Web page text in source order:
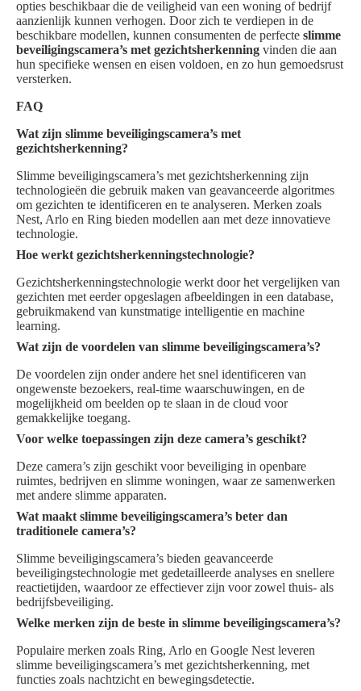
opties beschikbaar die de veiligheid van een woning of bedrijf
aanzienlijk kunnen verhogen. Door zich te verdiepen in de
beschikbare modellen, kunnen consumenten de perfecte slimme
beveiligingscamera’s met gezichtsherkenning vinden die aan
hun specifieke wensen en eisen voldoen, en zo hun gemoedsrust
versterken.
FAQ
Wat zijn slimme beveiligingscamera’s met
gezichtsherkenning?
Slimme beveiligingscamera’s met gezichtsherkenning zijn
technologieën die gebruik maken van geavanceerde algoritmes
om gezichten te identificeren en te analyseren. Merken zoals
Nest, Arlo en Ring bieden modellen aan met deze innovatieve
technologie.
Hoe werkt gezichtsherkenningstechnologie?
Gezichtsherkenningstechnologie werkt door het vergelijken van
gezichten met eerder opgeslagen afbeeldingen in een database,
gebruikmakend van kunstmatige intelligentie en machine
learning.
Wat zijn de voordelen van slimme beveiligingscamera’s?
De voordelen zijn onder andere het snel identificeren van
ongewenste bezoekers, real-time waarschuwingen, en de
mogelijkheid om beelden op te slaan in de cloud voor
gemakkelijke toegang.
Voor welke toepassingen zijn deze camera’s geschikt?
Deze camera’s zijn geschikt voor beveiliging in openbare
ruimtes, bedrijven en slimme woningen, waar ze samenwerken
met andere slimme apparaten.
Wat maakt slimme beveiligingscamera’s beter dan
traditionele camera’s?
Slimme beveiligingscamera’s bieden geavanceerde
beveiligingstechnologie met gedetailleerde analyses en snellere
reactietijden, waardoor ze effectiever zijn voor zowel thuis- als
bedrijfsbeveiliging.
Welke merken zijn de beste in slimme beveiligingscamera’s?
Populaire merken zoals Ring, Arlo en Google Nest leveren
slimme beveiligingscamera’s met gezichtsherkenning, met
functies zoals nachtzicht en bewegingsdetectie.